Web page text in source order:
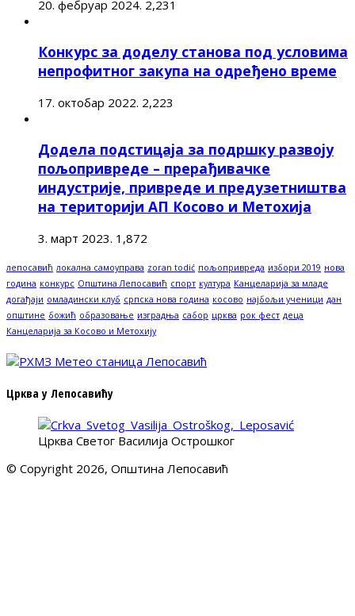
20. фебруар 2024. 2,231
Конкурс за доделу станова под условима
непрофитног закупа на одређено време
17. октобар 2022. 2,223
Додела подстицаја за подршку развоју
пољопривреде – прерађивачке
индустрије, привреде и предузетништва
на територији АП Косово и Метохија
3. март 2023. 1,872
лепосавић локална самоуправа zoran todić пољопривреда избори 2019 нова
година конкурс Општина Лепосавић спорт култура Канцеларија за младе
догађаји омладински клуб српска нова година косово најбољи ученици дан
општине божић образовање изградња сабор црква рок фест деца
Канцеларија за Косово и Метохију
Црква у Лепосавићу
Црква Светог Василија Острошког
© Copyright 2026, Општина Лепосавић